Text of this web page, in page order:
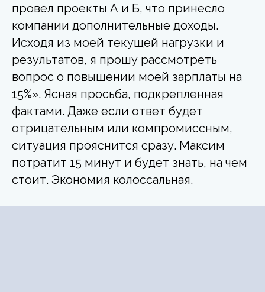
провел проекты А и Б, что принесло
компании дополнительные доходы.
Исходя из моей текущей нагрузки и
результатов, я прошу рассмотреть
вопрос о повышении моей зарплаты на
15%». Ясная просьба, подкрепленная
фактами. Даже если ответ будет
отрицательным или компромиссным,
ситуация прояснится сразу. Максим
потратит 15 минут и будет знать, на чем
стоит. Экономия колоссальная.